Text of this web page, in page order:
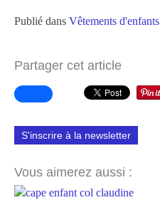
Publié dans Vêtements d'enfants
Partager cet article
S'inscrire à la newsletter
Vous aimerez aussi :